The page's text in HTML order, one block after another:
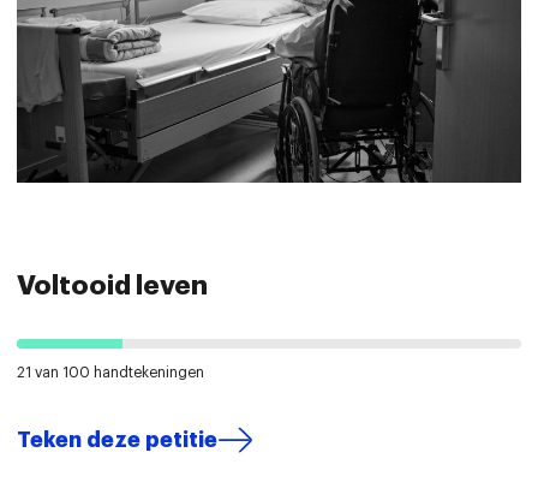
Voltooid leven
21 van 100 handtekeningen
Teken deze petitie